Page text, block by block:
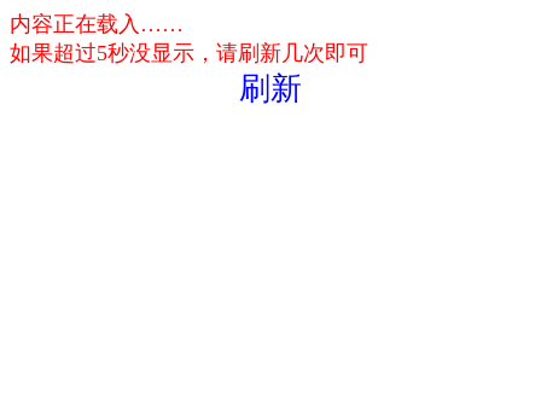
内容正在载入……
如果超过5秒没显示，请刷新几次即可
刷新